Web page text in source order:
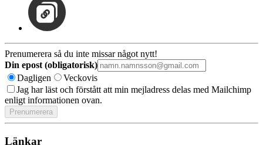
Prenumerera så du inte missar något nytt!
Din epost (obligatorisk)
Dagligen
Veckovis
Jag har läst och förstått att min mejladress delas med Mailchimp
enligt informationen ovan.
Länkar